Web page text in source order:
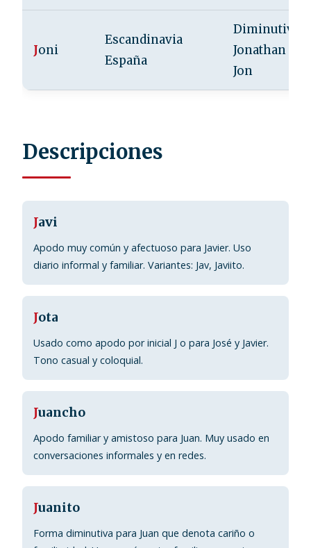
Joni
Escandinavia
España
Diminutivo
Jonathan o
Jon
Descripciones
Javi
Apodo muy común y afectuoso para Javier. Uso
diario informal y familiar. Variantes: Jav, Javiito.
Jota
Usado como apodo por inicial J o para José y Javier.
Tono casual y coloquial.
Juancho
Apodo familiar y amistoso para Juan. Muy usado en
conversaciones informales y en redes.
Juanito
Forma diminutiva para Juan que denota cariño o